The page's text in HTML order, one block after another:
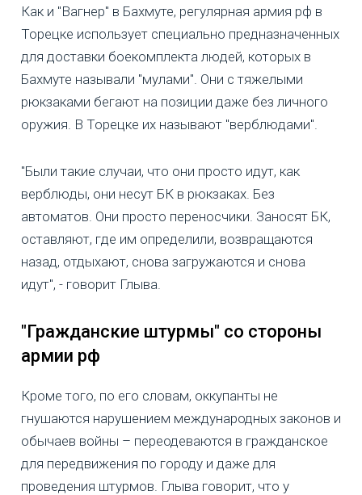
Как и "Вагнер" в Бахмуте, регулярная армия рф в
Торецке использует специально предназначенных
для доставки боекомплекта людей, которых в
Бахмуте называли "мулами". Они с тяжелыми
рюкзаками бегают на позиции даже без личного
оружия. В Торецке их называют "верблюдами".
"Были такие случаи, что они просто идут, как
верблюды, они несут БК в рюкзаках. Без
автоматов. Они просто переносчики. Заносят БК,
оставляют, где им определили, возвращаются
назад, отдыхают, снова загружаются и снова
идут", - говорит Глыва.
"Гражданские штурмы" со стороны
армии рф
Кроме того, по его словам, оккупанты не
гнушаются нарушением международных законов и
обычаев войны – переодеваются в гражданское
для передвижения по городу и даже для
проведения штурмов. Глыва говорит, что у